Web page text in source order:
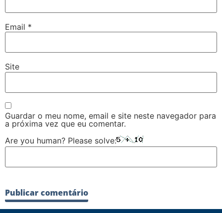
Email *
Site
Guardar o meu nome, email e site neste navegador para
a próxima vez que eu comentar.
Are you human? Please solve: